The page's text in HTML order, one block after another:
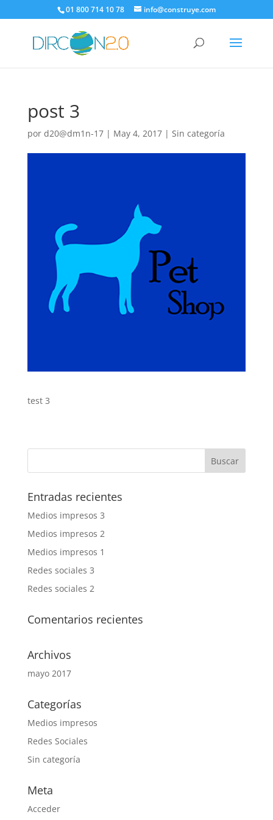
01 800 714 10 78 info@construye.com
post 3
por d20@dm1n-17| May 4, 2017| Sin categoría
test 3
Entradas recientes
Medios impresos 3
Medios impresos 2
Medios impresos 1
Redes sociales 3
Redes sociales 2
Comentarios recientes
Archivos
mayo 2017
Categorías
Medios impresos
Redes Sociales
Sin categoría
Meta
Acceder